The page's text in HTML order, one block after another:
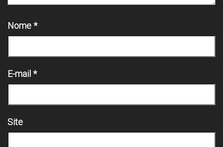
Nome*
E-mail*
Site